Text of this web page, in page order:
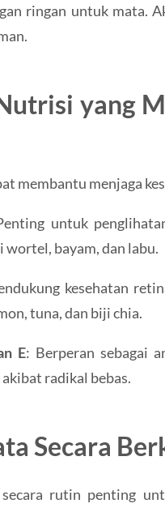
ringan untuk mata.
yang
membantu menjaga
untuk
bayam, dan labu.
kesehatan
tuna, dan biji chia.
E: Berperan sebagai
radikal bebas.
Secara
rutin penting